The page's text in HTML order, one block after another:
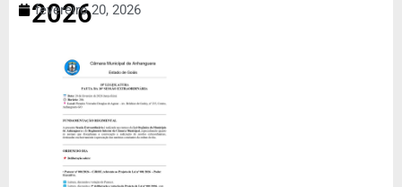
2026
fevereiro 20, 2026